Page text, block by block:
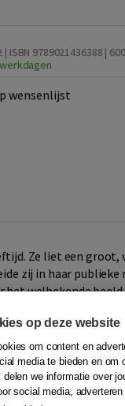
ISBN 9789021436388 |
wensenlijst
Ze liet een groot,
zij in haar publieke
het welbekende
en moeder?
ze de
kreeg. De
Haasse
lijken, zelf
op deze website
om content en
media te bieden en om
delen we informatie over
social media, adverteren